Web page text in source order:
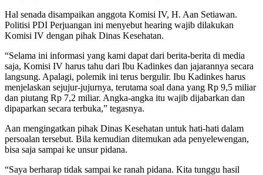
Hal senada disampaikan anggota Komisi IV, H. Aan Setiawan.
Politisi PDI Perjuangan ini menyebut hearing wajib dilakukan
Komisi IV dengan pihak Dinas Kesehatan.
“Selama ini informasi yang kami dapat dari berita-berita di media
saja, Komisi IV harus tahu dari Ibu Kadinkes dan jajarannya secara
langsung. Apalagi, polemik ini terus bergulir. Ibu Kadinkes harus
menjelaskan sejujur-jujurnya, terutama soal dana yang Rp 9,5 miliar
dan piutang Rp 7,2 miliar. Angka-angka itu wajib dijabarkan dan
dipaparkan secara terbuka,” tegasnya.
Aan mengingatkan pihak Dinas Kesehatan untuk hati-hati dalam
persoalan tersebut. Bila kemudian ditemukan ada penyelewengan,
bisa saja sampai ke unsur pidana.
“Saya berharap tidak sampai ke ranah pidana. Kita tunggu hasil